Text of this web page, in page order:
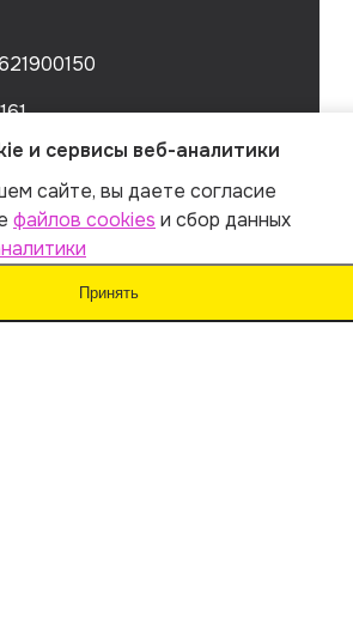
персональных данных
обработку данных
сбор данных
и сервисы веб-аналитики
сайте, вы даете согласие
файлов cookies и сбор данных
Принять